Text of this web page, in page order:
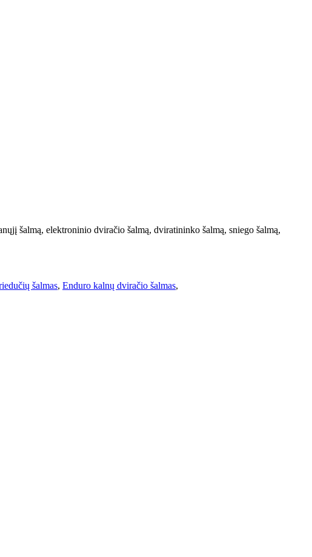
šalmą, elektroninio dviračio šalmą, dviratininko šalmą, sniego šalmą,
šalmas, Enduro kalnų dviračio šalmas,